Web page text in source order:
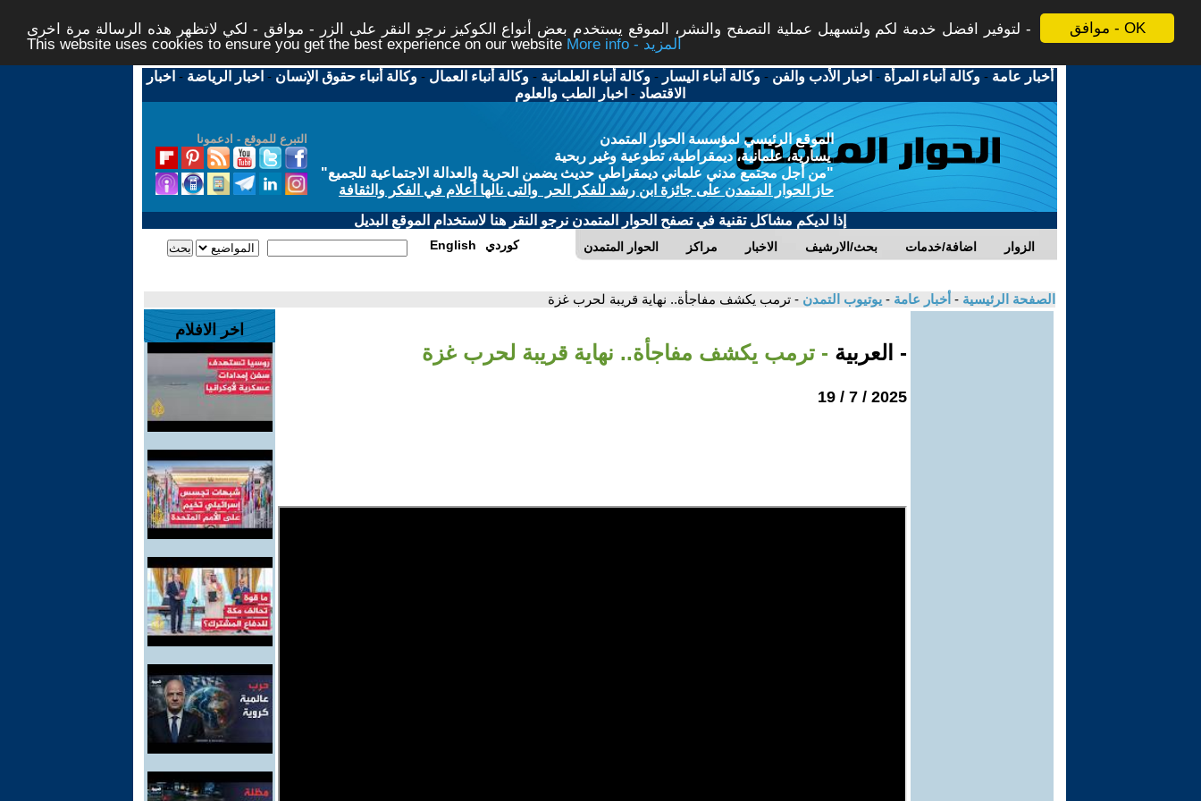
موافق - OK
لتوفير افضل خدمة لكم ولتسهيل عملية التصفح والنشر، الموقع يستخدم بعض أنواع الكوكيز نرجو النقر على الزر - موافق - لكي لاتظهر هذه الرسالة مرة اخرى -
This website uses cookies to ensure you get the best experience on our website
More info - المزيد
أخبار عامة -وكالة أنباء المرأة - اخبار الأدب والفن -وكالة أنباء اليسار -وكالة أنباء العلمانية -وكالة أنباء العمال -وكالة أنباء حقوق الإنسان - اخبار الرياضة - اخبار
الاقتصاد - اخبار الطب والعلوم
التبرع للموقع - ادعمونا
الموقع الرئيسي لمؤسسة الحوار المتمدن
يسارية، علمانية، ديمقراطية، تطوعية وغير ربحية
"من أجل مجتمع مدني علماني ديمقراطي حديث يضمن الحرية والعدالة الاجتماعية للجميع"
حاز الحوار المتمدن على جائزة ابن رشد للفكر الحر والتى نالها أعلام في الفكر والثقافة
إذا لديكم مشاكل تقنية في تصفح الحوار المتمدن نرجو النقر هنا لاستخدام الموقع البديل
الحوار المتمدن مراكز الاخبار بحث/الارشيف اضافة/خدمات الزوار English كوردي
الصفحة الرئيسية - أخبار عامة - يوتيوب التمدن - ترمب يكشف مفاجأة.. نهاية قريبة لحرب غزة
- العربية - ترمب يكشف مفاجأة.. نهاية قريبة لحرب غزة
2025 / 7 / 19
اخر الافلام